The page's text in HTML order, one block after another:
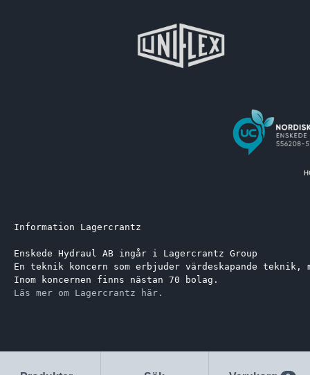
Information Lagercrantz
Enskede Hydraul AB ingår i Lagercrantz Group
En teknik koncern som erbjuder värdeskapande
Inom koncernen finns nästan 70 bolag.
Läs mer om Lagercrantz här.